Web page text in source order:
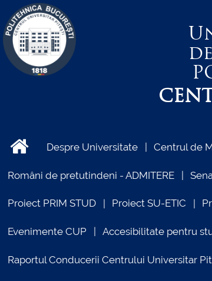
Despre Universitate Centrul de
Români de pretutindeni - ADMITERE
Proiect PRIM STUD Proiect SU-ETIC
Evenimente CUP Accesibilitate pentru
Raportul Conducerii Centrului Universitar